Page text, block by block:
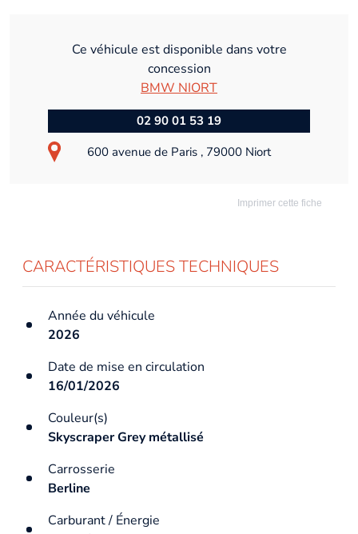
Ce véhicule est disponible dans votre
concession
BMW NIORT
02 90 01 53 19
600 avenue de Paris , 79000 Niort
Imprimer cette fiche
CARACTÉRISTIQUES TECHNIQUES
Année du véhicule
2026
Date de mise en circulation
16/01/2026
Couleur(s)
Skyscraper Grey métallisé
Carrosserie
Berline
Carburant / Énergie